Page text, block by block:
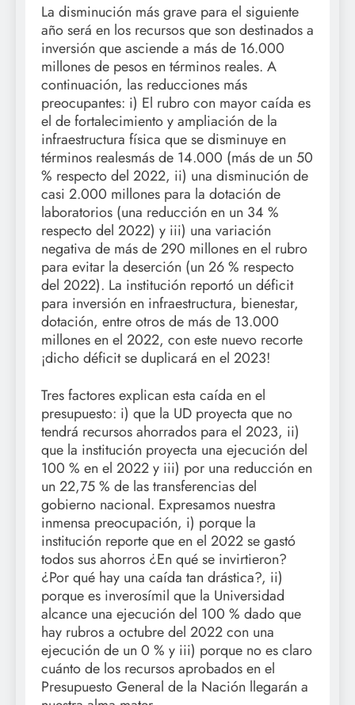
La disminución más grave para el siguiente
año será en los recursos que son destinados a
inversión que asciende a más de 16.000
millones de pesos en términos reales. A
continuación, las reducciones más
preocupantes: i) El rubro con mayor caída es
el de fortalecimiento y ampliación de la
infraestructura física que se disminuye en
términos realesmás de 14.000 (más de un 50
% respecto del 2022, ii) una disminución de
casi 2.000 millones para la dotación de
laboratorios (una reducción en un 34 %
respecto del 2022) y iii) una variación
negativa de más de 290 millones en el rubro
para evitar la deserción (un 26 % respecto
del 2022). La institución reportó un déficit
para inversión en infraestructura, bienestar,
dotación, entre otros de más de 13.000
millones en el 2022, con este nuevo recorte
¡dicho déficit se duplicará en el 2023!
Tres factores explican esta caída en el
presupuesto: i) que la UD proyecta que no
tendrá recursos ahorrados para el 2023, ii)
que la institución proyecta una ejecución del
100 % en el 2022 y iii) por una reducción en
un 22,75 % de las transferencias del
gobierno nacional. Expresamos nuestra
inmensa preocupación, i) porque la
institución reporte que en el 2022 se gastó
todos sus ahorros ¿En qué se invirtieron?
¿Por qué hay una caída tan drástica?, ii)
porque es inverosímil que la Universidad
alcance una ejecución del 100 % dado que
hay rubros a octubre del 2022 con una
ejecución de un 0 % y iii) porque no es claro
cuánto de los recursos aprobados en el
Presupuesto General de la Nación llegarán a